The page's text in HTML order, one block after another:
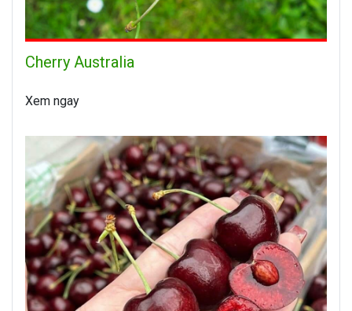
Cherry Australia
Xem ngay